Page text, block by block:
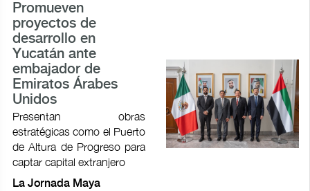
Promueven
proyectos de
desarrollo en
Yucatán ante
embajador de
Emiratos Árabes
Unidos
Presentan obras
estratégicas como el Puerto
de Altura de Progreso para
captar capital extranjero
La Jornada Maya